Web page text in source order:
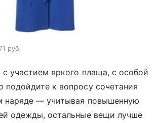
руб.
участием яркого плаща, с особой
подойдите к вопросу сочетания
наряде — учитывая повышенную
одежды, остальные вещи лучше